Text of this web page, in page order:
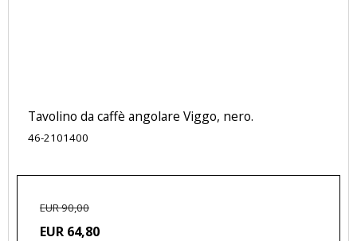
Tavolino da caffè angolare Viggo, nero.
46-2101400
EUR 90,00
EUR 64,80